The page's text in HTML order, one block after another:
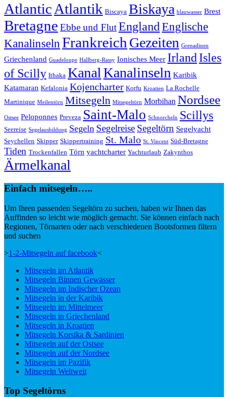
Atlantic Atlantik Biscaya Biskaya blauwasser Brest
Bretagne Ebbe und Flut EnglandEnglische
KanalinselnFrankreich Gezeiten Grenadinen
Griechenland Guadeloupe Hallberg-Rassy Ionisches Meer IrlandIsles
of Scilly Ithaka KanalKanalinseln Karibik
Katamaran Kefalonia Kojencharter Korfu Kroatien La Rochelle
Martinique Meilentörn Mitsegeln Mitsegeltörn Morbihan Nordsee
Ostsee Peloponnes Preveza Saint-Malo Schnorcheln Scillys
Seereise Segelausbildung Segeln Segelreise Segeltörn Segelyacht
Seychellen Skipper Skippertraining St. Malo St. Vincent Süd-Bretagne
Tiden Trockenfallen Törn yachtcharter Yachturlaub Zakynthos
Ärmelkanal
Einfach mitsegeln…..
Um Ihren passenden Segeltörn zu suchen, haben wir Ihnen das
Auffinden so leicht wie möglich gemacht. Sie können einfach nach
Regionen, Törnarten oder nach verschiedenen Bootsformen filtern
und suchen
>1-2-Mitsegeln auf facebook<
Mitsegeln im Atlantik
Mitsegeln Binnen Gewässer
Mitsegeln im Indischer Ozean
Mitsegeln in der Karibik
Mitsegeln im Mittelmeer
Mitsegeln in Griechenland
Mitsegeln in Kroatien
Mitsegeln Korsika & Sardinien
Mitsegeln auf der Ostsee
Mitsegeln auf der Nordsee
Mitsegeln im Pazifik
Mitsegeln Weltweit
Top Segeltörns